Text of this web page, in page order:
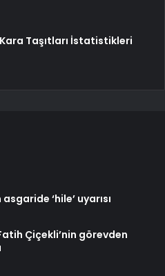
Taşıtları İstatistikleri
‘hile’ uyarısı
Çiçekli’nin görevden